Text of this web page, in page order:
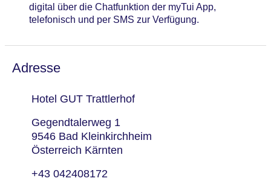
digital über die Chatfunktion der myTui App,
telefonisch und per SMS zur Verfügung.
Adresse
Hotel GUT Trattlerhof
Gegendtalerweg 1
9546 Bad Kleinkirchheim
Österreich Kärnten
+43 042408172